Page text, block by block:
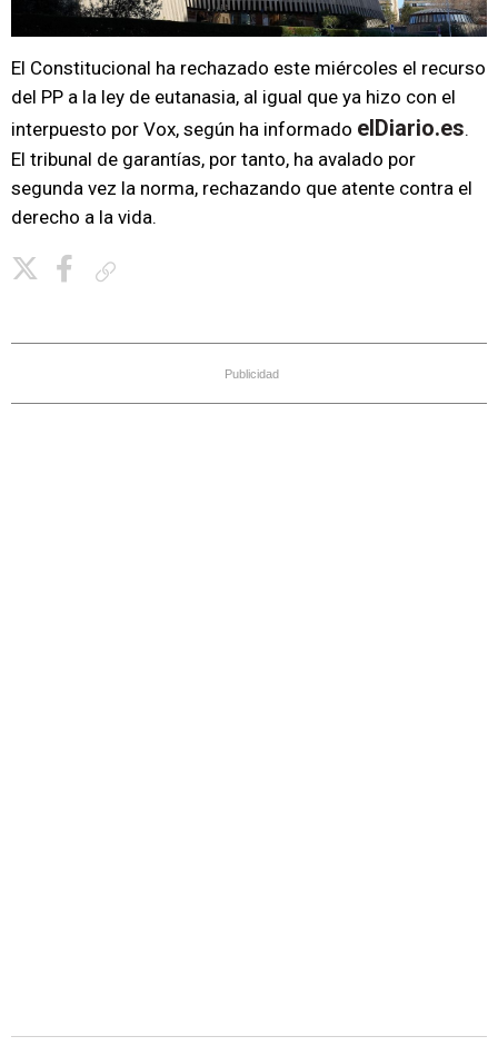
El Constitucional ha rechazado este miércoles el recurso
del PP a la ley de eutanasia, al igual que ya hizo con el
interpuesto por Vox, según ha informado elDiario.es.
El tribunal de garantías, por tanto, ha avalado por
segunda vez la norma, rechazando que atente contra el
derecho a la vida.
Publicidad